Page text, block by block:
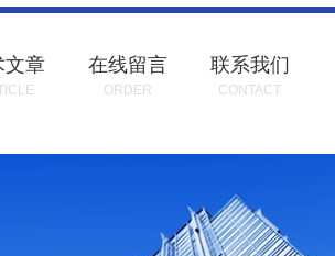
文章 在线留言
ORDER
联系我们
CONTACT